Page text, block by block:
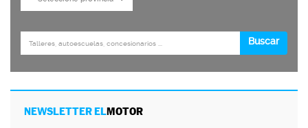
NEWSLETTER ELMOTOR